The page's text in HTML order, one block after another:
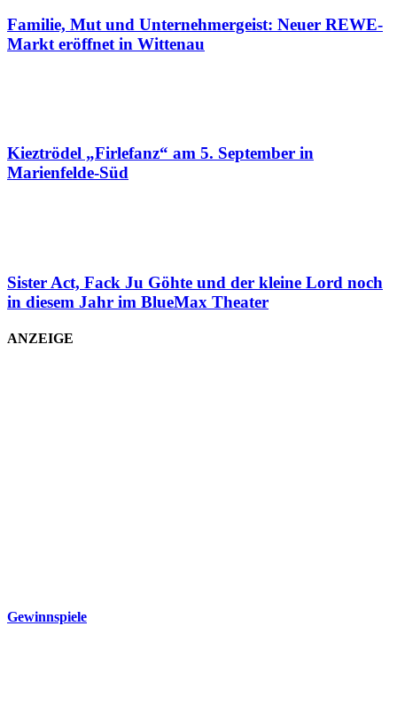
Familie, Mut und Unternehmergeist: Neuer REWE-
Markt eröffnet in Wittenau
Kieztrödel „Firlefanz“ am 5. September in
Marienfelde-Süd
Sister Act, Fack Ju Göhte und der kleine Lord noch
in diesem Jahr im BlueMax Theater
ANZEIGE
Gewinnspiele